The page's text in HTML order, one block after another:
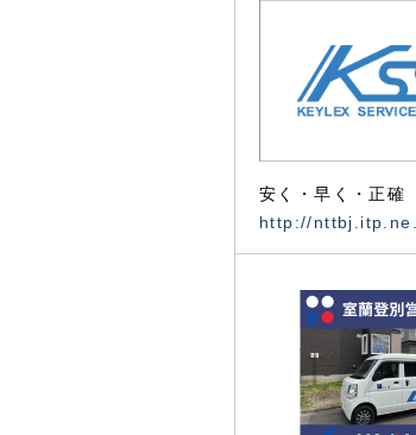
安く・早く・正確
http://